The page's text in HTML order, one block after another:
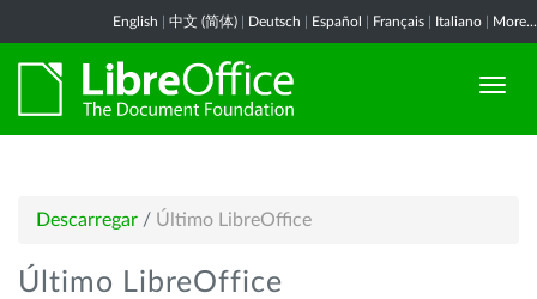
English 中文 (简体) Deutsch Español Français Italiano More...
Descarregar / Último LibreOffice
Último LibreOffice